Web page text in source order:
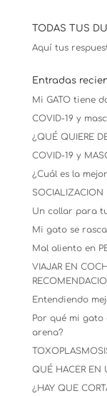
TODAS TUS
Aquí tus
Entradas
Mi GATO tiene
COVID-19 y
¿QUÉ QUIERE
COVID-19 y
¿Cuál es la
SOCIALIZACION
Un collar para
Mi gato se rasca
Mal aliento en
VIAJAR EN
Entendiendo
Por qué mi
arena?
QUÉ HACER EN
¿HAY QUE